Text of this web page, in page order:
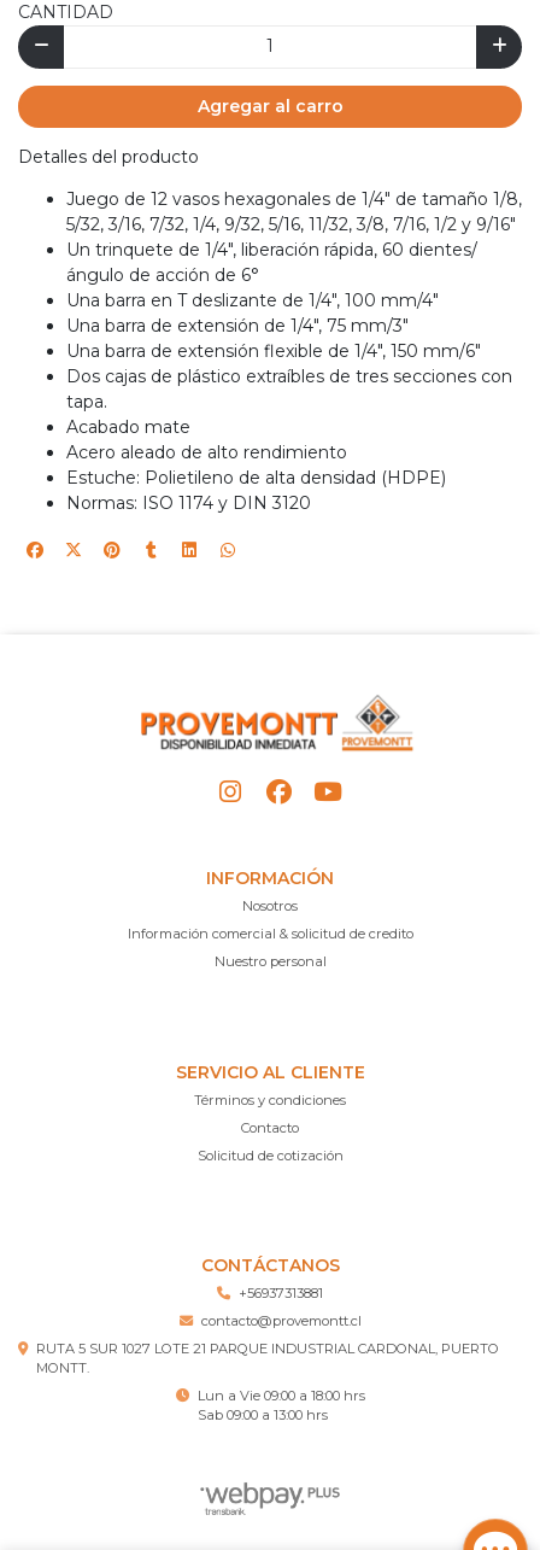
CANTIDAD
Agregar al carro
Detalles del producto
Juego de 12 vasos hexagonales de 1/4" de tamaño 1/8,
5/32, 3/16, 7/32, 1/4, 9/32, 5/16, 11/32, 3/8, 7/16, 1/2 y 9/16"
Un trinquete de 1/4", liberación rápida, 60 dientes/
ángulo de acción de 6°
Una barra en T deslizante de 1/4", 100 mm/4"
Una barra de extensión de 1/4", 75 mm/3"
Una barra de extensión flexible de 1/4", 150 mm/6"
Dos cajas de plástico extraíbles de tres secciones con
tapa.
Acabado mate
Acero aleado de alto rendimiento
Estuche: Polietileno de alta densidad (HDPE)
Normas: ISO 1174 y DIN 3120
INFORMACIÓN
Nosotros
Información comercial & solicitud de credito
Nuestro personal
SERVICIO AL CLIENTE
Términos y condiciones
Contacto
Solicitud de cotización
CONTÁCTANOS
+56937313881
contacto@provemontt.cl
RUTA 5 SUR 1027 LOTE 21 PARQUE INDUSTRIAL CARDONAL, PUERTO
MONTT.
Lun a Vie 09:00 a 18:00 hrs
Sab 09:00 a 13:00 hrs